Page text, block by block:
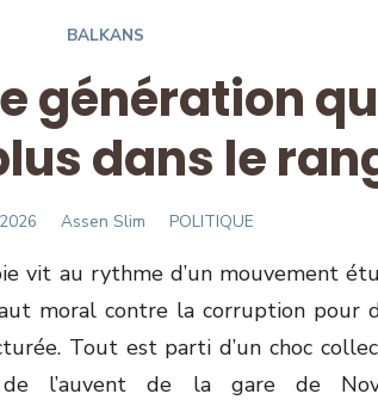
BALKANS
génération
dans le
Author
Assen Slim POLITIQUE
vit au rythme d’un mouvement
moral contre la corruption pour
Tout est parti d’un choc
de l’auvent de la gare de